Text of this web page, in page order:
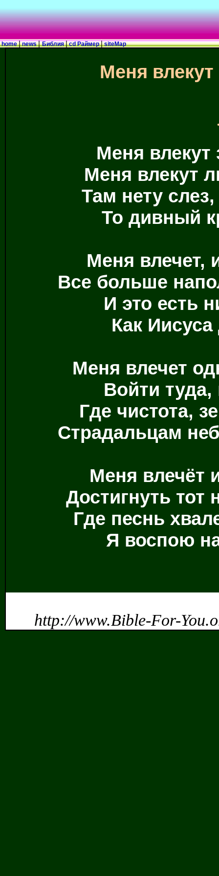
home|news|Библия|cd Раймер|siteMap
Меня
Меня влекут
Меня влекут
Там нету
То дивный
Меня влечет,
Все больше
И это есть
Как
Меня влечет
Войти
Где чистота,
Страдальцам
Меня влечёт
Достигнуть тот
Где песнь
Я воспою
http://www.Bible-For-